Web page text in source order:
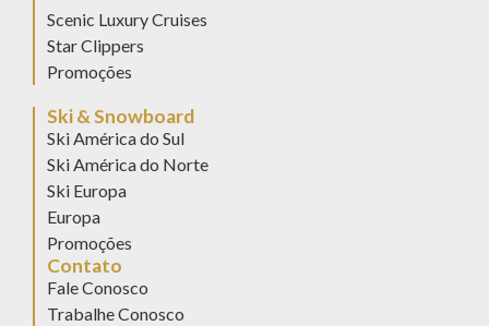
Scenic Luxury Cruises
Star Clippers
Promoções
Ski & Snowboard
Ski América do Sul
Ski América do Norte
Ski Europa
Europa
Promoções
Contato
Fale Conosco
Trabalhe Conosco